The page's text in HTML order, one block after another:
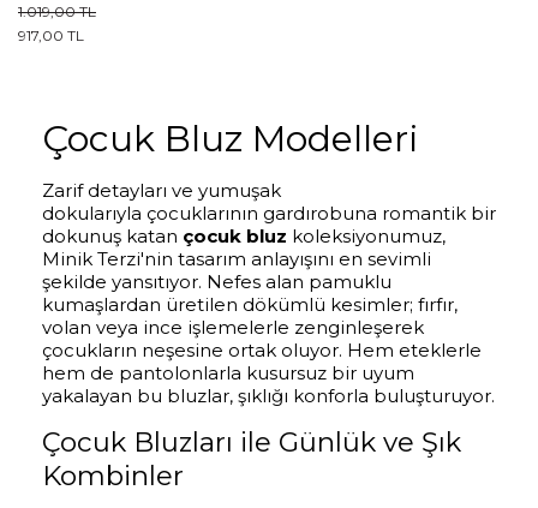
917,00 TL
1.019,00 TL
Çocuk Bluz Modelleri
Zarif detayları ve yumuşak
dokularıyla çocuklarının gardırobuna romantik bir
dokunuş katan çocuk bluz koleksiyonumuz,
Minik Terzi'nin tasarım anlayışını en sevimli
şekilde yansıtıyor. Nefes alan pamuklu
kumaşlardan üretilen dökümlü kesimler; fırfır,
volan veya ince işlemelerle zenginleşerek
çocukların neşesine ortak oluyor. Hem eteklerle
hem de pantolonlarla kusursuz bir uyum
yakalayan bu bluzlar, şıklığı konforla buluşturuyor.
Çocuk Bluzları ile Günlük ve Şık
Kombinler